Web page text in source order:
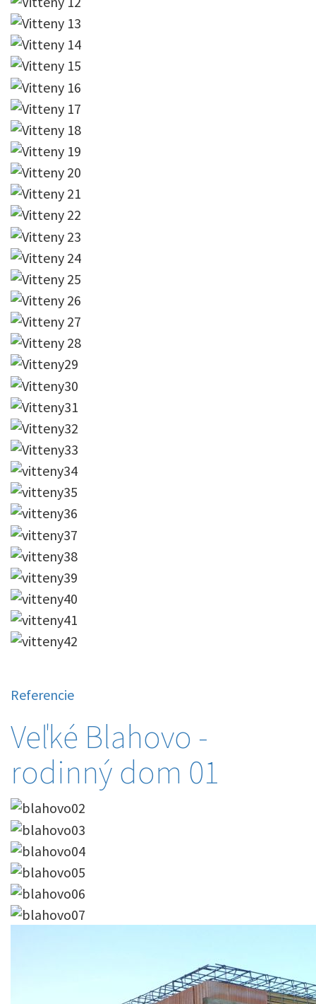
Referencie
Veľké Blahovo -
rodinný dom 01